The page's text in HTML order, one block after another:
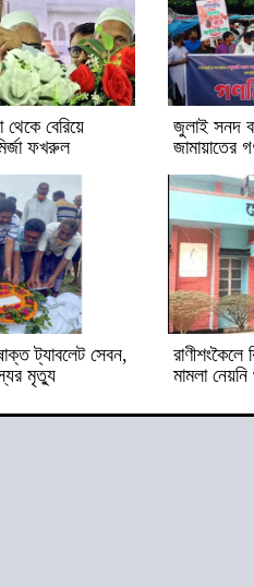
বেরিয়ে
ফখরুল
জুলাই সনদ
জামায়াতের
ট্যাবলেট সেবন,
মৃত্যু
মামলা নেয়নি